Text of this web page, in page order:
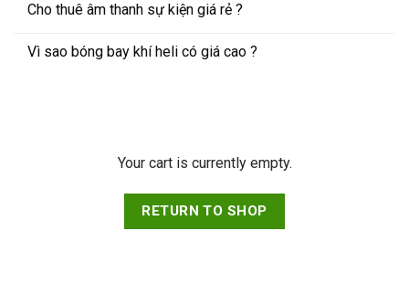
Your cart is currently empty.
RETURN TO SHOP
Cho thuê âm thanh sự kiện giá rẻ ?
Vì sao bóng bay khí heli có giá cao ?